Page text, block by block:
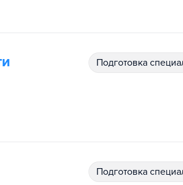
подготовка
подготовка